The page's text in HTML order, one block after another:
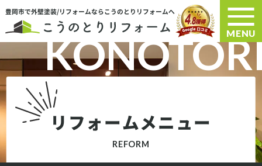
豊岡市で外壁塗装/リフォームならこうのとりリフォームへ
MENU
リフォームメニュー
REFORM